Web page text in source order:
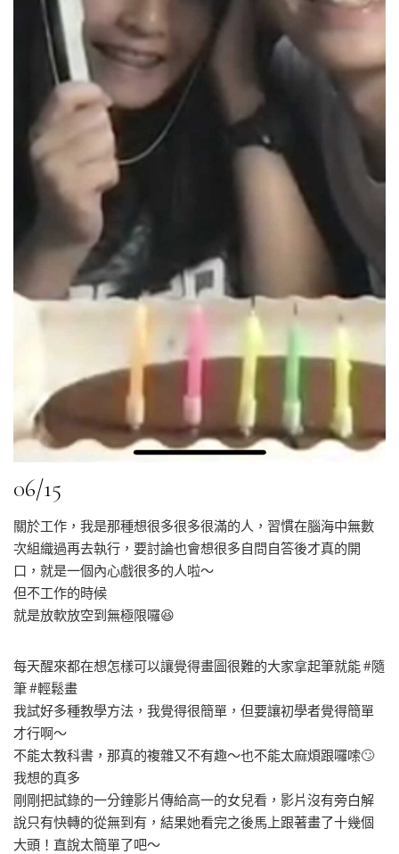
06/15
關於工作，我是那種想很多很多很滿的人，習慣在腦海中無數
次組織過再去執行，要討論也會想很多自問自答後才真的開
口，就是一個內心戲很多的人啦～
但不工作的時候
就是放軟放空到無極限囉😆
每天醒來都在想怎樣可以讓覺得畫圖很難的大家拿起筆就能 #隨
筆 #輕鬆畫
我試好多種教學方法，我覺得很簡單，但要讓初學者覺得簡單
才行啊～
不能太教科書，那真的複雜又不有趣～也不能太麻煩跟囉嗦🙄
我想的真多
剛剛把試錄的一分鐘影片傳給高一的女兒看，影片沒有旁白解
說只有快轉的從無到有，結果她看完之後馬上跟著畫了十幾個
大頭！直說太簡單了吧～